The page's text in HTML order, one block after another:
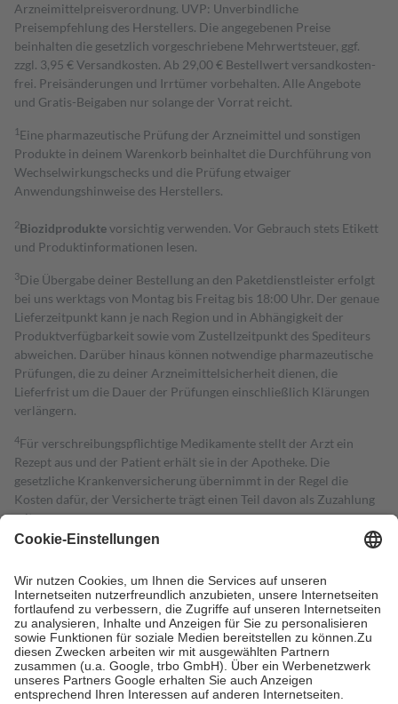
Arzneimittelpreisverordnung. UVP: Unverbindliche
Preisempfehlung des Herstellers. Die angegebenen Preise
beinhalten die gesetzlich vorgeschriebene Mehrwertsteuer, ggf.
zzgl. 3,95 € Versandkosten. Ab 29,00 € Bestell­wert versand­kosten­
frei. Preisänderungen und Irrtümer vorbehalten. Alle Angebote
und Gratis-Beigaben nur solange der Vorrat reicht.
1 Eine pharmazeutische Prüfung der Arzneimittel und sonstigen
Produkte in deinem Warenkorb beinhaltet die Durchführung von
Wechselwirkungschecks und die Prüfung etwaiger
Anwendungshinweise des Herstellers.
2Biozidproduktevorsichtig verwenden. Vor Gebrauch stets Etikett
und Produktinformationen lesen.
3Die Übergabe deiner Bestellung an den Paketdienstleister erfolgt
bei uns werktags von Montag bis Freitag bis 18:00 Uhr. Der genaue
Lieferzeitpunkt kann je nach Region und in Abhängigkeit der
Produktverfügbarkeit sowie vom Zustellzeitpunkt des Spediteurs
abweichen. Darüber hinaus können notwendige pharmazeutische
Prüfungen, die zu deiner Arzneimittelsicherheit dienen, die
Lieferfrist um die Dauer der Prüfungen einschließlich Klärungen
verlängern.
4Für verschreibungspflichtige Medikamente stellt der Arzt ein
Rezept aus und der Patient erhält sie in der Apotheke. Die
gesetzliche Krankenversicherung übernimmt in der Regel die
Kosten dafür, der Versicherte trägt einen Teil davon als Zuzahlung
mit.
Grundsätzlich leisten Mitglieder Zuzahlungen in Höhe von zehn
höchstens zehn Euro.
Es sind jedoch nie mehr als die tatsächlichen
Kosten der Leistung zu entrichten.
Diese Regeln gelten grundsätzlich auch für Online-Apotheken.
Bei Heilmitteln und häuslicher Krankenpflege beträgt die
Zuzahlung zehn Prozent der Kosten sowie zehn Euro je
Verordnung.
Um das Engagement der Versicherten für ihre eigene Gesundheit zu